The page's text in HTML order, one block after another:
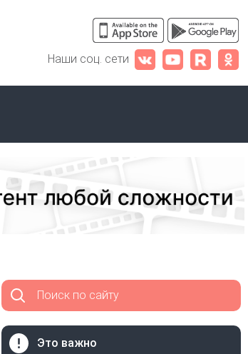
Наши соц. сети
Поиск по сайту
Это важно